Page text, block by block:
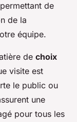
de
de la
équipe.
de choix
visite est
le public ou
une
pour tous les